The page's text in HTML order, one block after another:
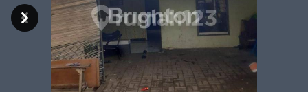
Previous
Next